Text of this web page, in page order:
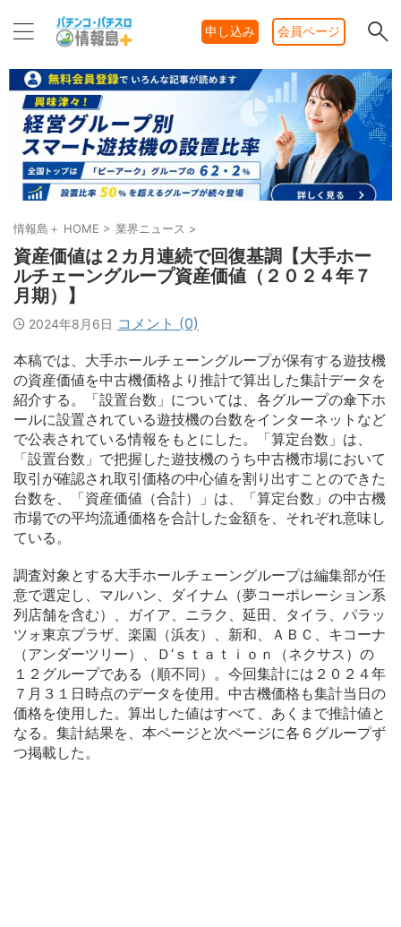
申し込み 会員ページ
情報島＋ HOME > 業界ニュース >
資産価値は２カ月連続で回復基調【大手ホー
ルチェーングループ資産価値（２０２４年７
月期）】
2024年8月6日 コメント (0)
本稿では、大手ホールチェーングループが保有する遊技機
の資産価値を中古機価格より推計で算出した集計データを
紹介する。「設置台数」については、各グループの傘下ホ
ールに設置されている遊技機の台数をインターネットなど
で公表されている情報をもとにした。「算定台数」は、
「設置台数」で把握した遊技機のうち中古機市場において
取引が確認され取引価格の中心値を割り出すことのできた
台数を、「資産価値（合計）」は、「算定台数」の中古機
市場での平均流通価格を合計した金額を、それぞれ意味し
ている。
調査対象とする大手ホールチェーングループは編集部が任
意で選定し、マルハン、ダイナム（夢コーポレーション系
列店舗を含む）、ガイア、ニラク、延田、タイラ、パラッ
ツォ東京プラザ、楽園（浜友）、新和、ＡＢＣ、キコーナ
（アンダーツリー）、Ｄ‘ｓｔａｔｉｏｎ（ネクサス）の
１２グループである（順不同）。今回集計には２０２４年
７月３１日時点のデータを使用。中古機価格も集計当日の
価格を使用した。算出した値はすべて、あくまで推計値と
なる。集計結果を、本ページと次ページに各６グループず
つ掲載した。